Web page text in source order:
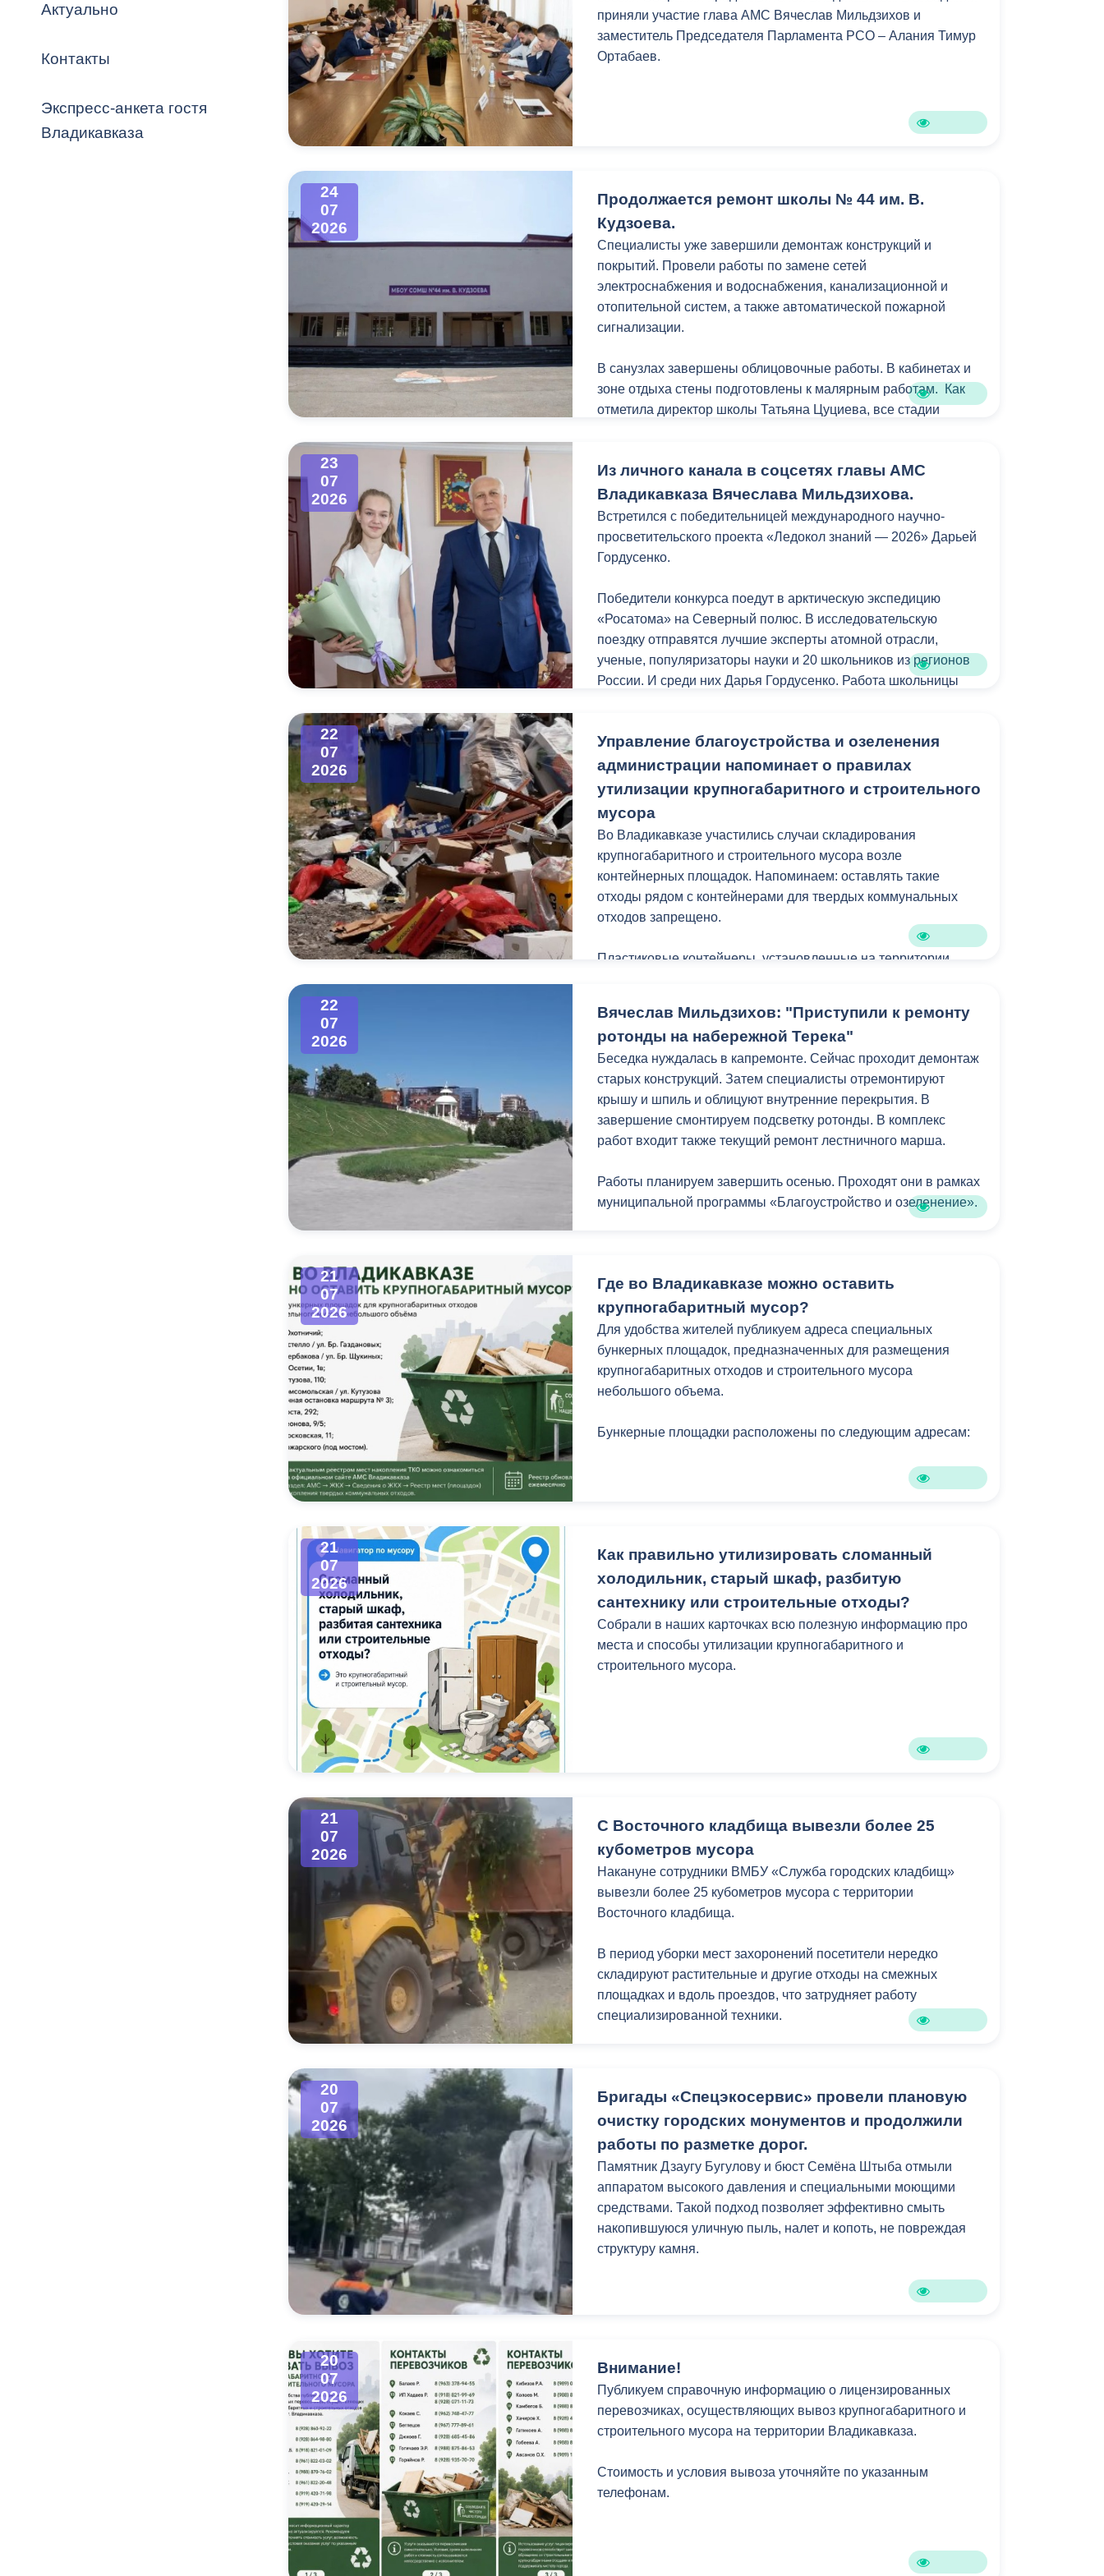
Владикавказ
Распоряжения, постановления Кадровая политика Противодействие коррупции
ОРВ и экспертиза НПА Контактная информация
Оценка деятельности органов
местного самоуправления
Списки граждан, состоящих на
учете в качестве нуждающихся в
Открытые данные
Общественное обсуждение
документов стратегического
планирования
чрезвычайных ситуациях
Незаконное строительство
Информация о результатах
проверок
Порядок обжалования решений и
действий органов местного
самоуправления
Бесплатная юридическая помощь
Муниципальный контроль Выборы 2026
Актуально
Контакты
Экспресс-анкета гостя
Владикавказа
приняли участие глава АМС Вячеслав Мильдзихов и
заместитель Председателя Парламента РСО – Алания Тимур
Ортабаев.
24
07
2026
Продолжается ремонт школы № 44 им. В.
Кудзоева.
Специалисты уже завершили демонтаж конструкций и
покрытий. Провели работы по замене сетей
электроснабжения и водоснабжения, канализационной и
отопительной систем, а также автоматической пожарной
сигнализации.
В санузлах завершены облицовочные работы. В кабинетах и
зоне отдыха стены подготовлены к малярным работам. Как
отметила директор школы Татьяна Цуциева, все стадии
«После завершения ремонта школу планируется оснастить
современной мебелью, интерактивными досками,
компьютерной техникой. Также новое оборудование появится
в актовом и спортивном залах, столовой и библиотеке», -
говорит директор.
Школа №44 построена в 1988 году, и сегодня здесь впервые в
рамках нацпроекта «Молодежь и дети» проводится
капитальный ремонт. Отметим, ремонт в учебном заведении
проходит в два этапа. Первый этап планируется завершить в
конце лета.
23
07
2026
Из личного канала в соцсетях главы АМС
Владикавказа Вячеслава Мильдзихова.
Встретился с победительницей международного научно-
просветительского проекта «Ледокол знаний — 2026» Дарьей
Гордусенко.
Победители конкурса поедут в арктическую экспедицию
«Росатома» на Северный полюс. В исследовательскую
поездку отправятся лучшие эксперты атомной отрасли,
ученые, популяризаторы науки и 20 школьников из регионов
России. И среди них Дарья Гордусенко. Работа школьницы
Дарья мечтает стать медиком. Она очень увлечена и я уверен,
у нее все получится.
Отмечу, Дарья ученица владикавказской школы №27 имени
Ю.С. Кучиева.
22
07
2026
Управление благоустройства и озеленения
администрации напоминает о правилах
утилизации крупногабаритного и строительного
мусора
Во Владикавказе участились случаи складирования
крупногабаритного и строительного мусора возле
контейнерных площадок. Напоминаем: оставлять такие
отходы рядом с контейнерами для твердых коммунальных
отходов запрещено.
Пластиковые контейнеры, установленные на территории
строительного мусора, старой мебели, бытовой техники и
других крупногабаритных отходов является
административным правонарушением.
22
07
2026
Вячеслав Мильдзихов: "Приступили к ремонту
ротонды на набережной Терека"
Беседка нуждалась в капремонте. Сейчас проходит демонтаж
старых конструкций. Затем специалисты отремонтируют
крышу и шпиль и облицуют внутренние перекрытия. В
завершение смонтируем подсветку ротонды. В комплекс
работ входит также текущий ремонт лестничного марша.
Работы планируем завершить осенью. Проходят они в рамках
муниципальной программы «Благоустройство и озеленение».
21
07
2026
Где во Владикавказе можно оставить
крупногабаритный мусор?
Для удобства жителей публикуем адреса специальных
бункерных площадок, предназначенных для размещения
крупногабаритных отходов и строительного мусора
небольшого объема.
Бункерные площадки расположены по следующим адресам:
21
07
2026
Как правильно утилизировать сломанный
холодильник, старый шкаф, разбитую
сантехнику или строительные отходы?
Собрали в наших карточках всю полезную информацию про
места и способы утилизации крупногабаритного и
строительного мусора.
21
07
2026
С Восточного кладбища вывезли более 25
кубометров мусора
Накануне сотрудники ВМБУ «Служба городских кладбищ»
вывезли более 25 кубометров мусора с территории
Восточного кладбища.
В период уборки мест захоронений посетители нередко
складируют растительные и другие отходы на смежных
площадках и вдоль проездов, что затрудняет работу
специализированной техники.
20
07
2026
Бригады «Спецэкосервис» провели плановую
очистку городских монументов и продолжили
работы по разметке дорог.
Памятник Дзаугу Бугулову и бюст Семёна Штыба отмыли
аппаратом высокого давления и специальными моющими
средствами. Такой подход позволяет эффективно смыть
накопившуюся уличную пыль, налет и копоть, не повреждая
структуру камня.
20
07
2026
Внимание!
Публикуем справочную информацию о лицензированных
перевозчиках, осуществляющих вывоз крупногабаритного и
строительного мусора на территории Владикавказа.
Стоимость и условия вывоза уточняйте по указанным
телефонам.